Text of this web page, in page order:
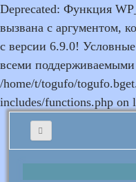
Deprecated: Функция
вызвана с аргументом,
с версии 6.9.0!
всеми поддерживаемыми
/home/t/togufo/
includes/functions.php on